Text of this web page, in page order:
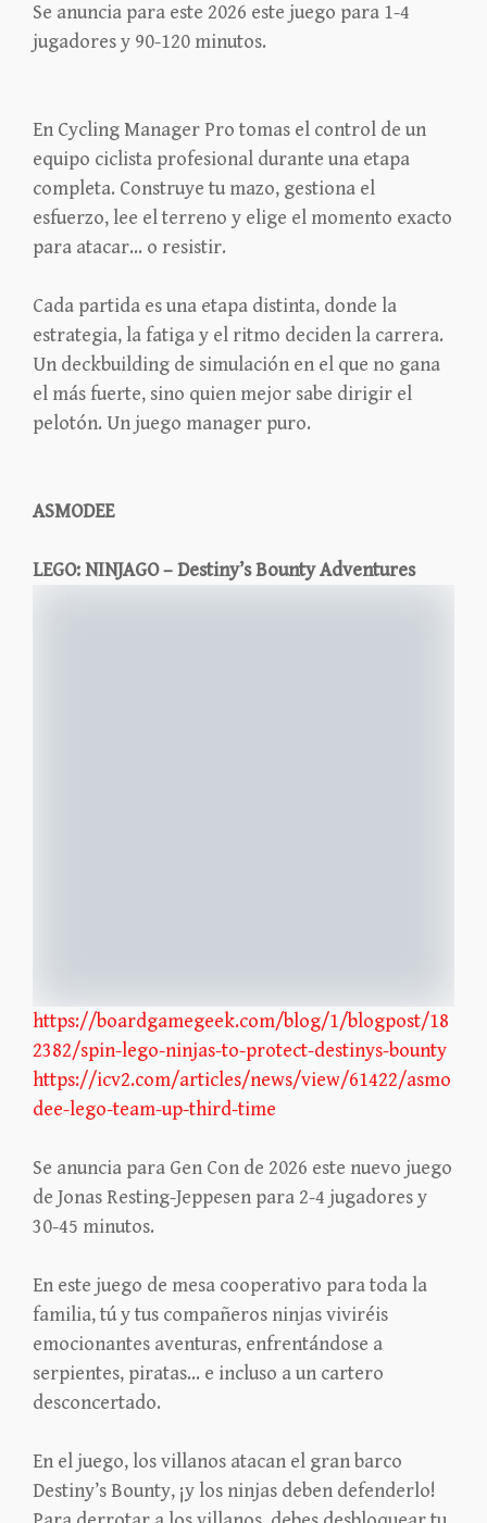
Se anuncia para este 2026 este juego para 1-4
jugadores y 90-120 minutos.
En Cycling Manager Pro tomas el control de un
equipo ciclista profesional durante una etapa
completa. Construye tu mazo, gestiona el
esfuerzo, lee el terreno y elige el momento exacto
para atacar… o resistir.
Cada partida es una etapa distinta, donde la
estrategia, la fatiga y el ritmo deciden la carrera.
Un deckbuilding de simulación en el que no gana
el más fuerte, sino quien mejor sabe dirigir el
pelotón. Un juego manager puro.
ASMODEE
LEGO: NINJAGO – Destiny’s Bounty Adventures
https://boardgamegeek.com/blog/1/blogpost/18
2382/spin-lego-ninjas-to-protect-destinys-bounty
https://icv2.com/articles/news/view/61422/asmo
dee-lego-team-up-third-time
Se anuncia para Gen Con de 2026 este nuevo juego
de Jonas Resting-Jeppesen para 2-4 jugadores y
30-45 minutos.
En este juego de mesa cooperativo para toda la
familia, tú y tus compañeros ninjas viviréis
emocionantes aventuras, enfrentándose a
serpientes, piratas… e incluso a un cartero
desconcertado.
En el juego, los villanos atacan el gran barco
Destiny’s Bounty, ¡y los ninjas deben defenderlo!